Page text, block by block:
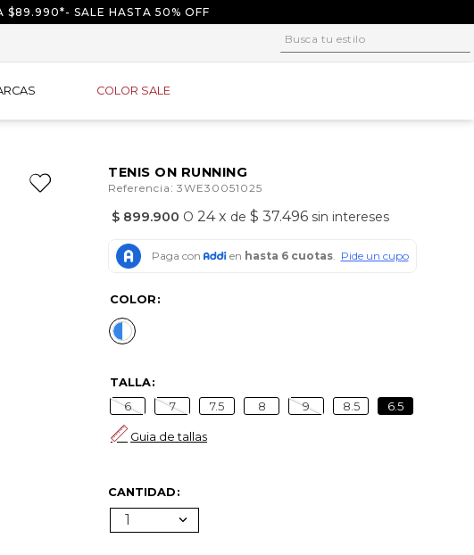
$89.990*- SALE HASTA 50% OFF
Busca tu estilo
COLOR SALE
TENIS ON RUNNING
Referencia :3WE30051025
$ 899.900 O 24 x de$ 37.496 sin intereses
COLOR
TALLA
6 7 7.5 8 9 8.5 6.5
Guia de tallas
CANTIDAD
1
7. tenis